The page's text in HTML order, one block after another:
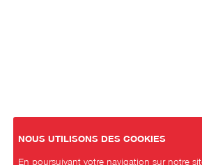
NOUS UTILISONS DES COOKIES
En poursuivant votre navigation sur notre